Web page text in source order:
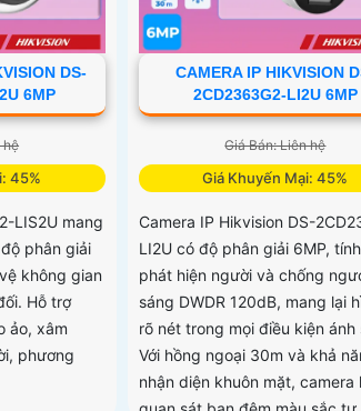
DS-
6MP
hệ
45%
LIS2U mang
phân giải
không gian
Hỗ trợ
ảo, xâm
phương
CAMERA IP HIKVISION
2CD2363G2-LI2U 6MP
Giá Bán: Liên hệ
Giá Khuyến Mại: 45%
Camera IP Hikvision DS-
LI2U có độ phân giải 6MP,
phát hiện người và chống
sáng DWDR 120dB, mang lại
rõ nét trong mọi điều kiện ánh
Với hồng ngoại 30m và khả
nhận diện khuôn mặt, camera